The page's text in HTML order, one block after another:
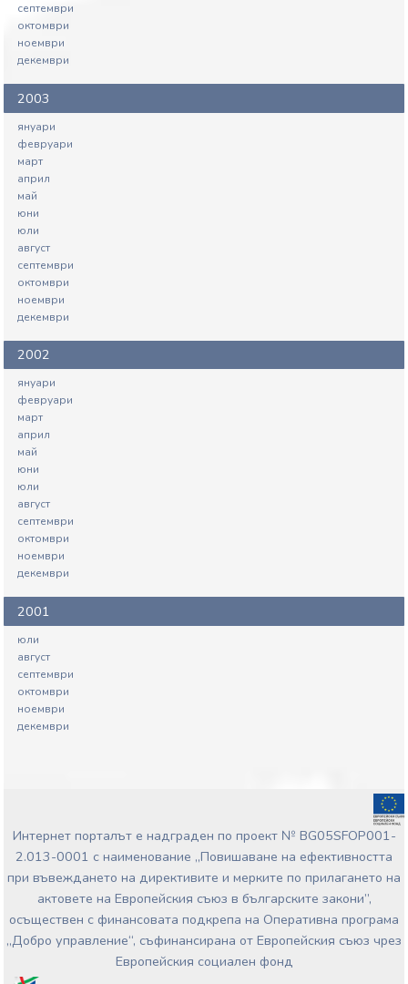
септември
октомври
ноември
декември
2003
януари
февруари
март
април
май
юни
юли
август
септември
октомври
ноември
декември
2002
януари
февруари
март
април
май
юни
юли
август
септември
октомври
ноември
декември
2001
юли
август
септември
октомври
ноември
декември
Интернет порталът е надграден по проект № BG05SFOP001-
2.013-0001 с наименование „Повишаване на ефективността
при въвеждането на директивите и мерките по прилагането на
актовете на Европейския съюз в българските закони”,
осъществен с финансовата подкрепа на Оперативна програма
„Добро управление“, съфинансирана от Европейския съюз чрез
Европейския социален фонд